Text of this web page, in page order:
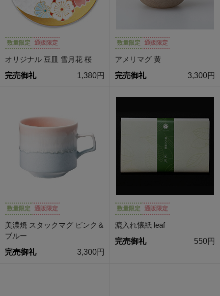
数量限定 通販限定
オリジナル 豆皿 雪月花 桜
完売御礼
1,380円
数量限定 通販限定
アメリマグ 黄
完売御礼
3,300円
数量限定 通販限定
美濃焼 スタックマグ ピンク＆
ブルー
完売御礼
3,300円
数量限定 通販限定
漉入れ懐紙 leaf
完売御礼
550円